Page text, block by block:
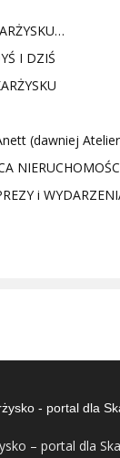
I DZIŚ
(dawniej
i
– portal dla